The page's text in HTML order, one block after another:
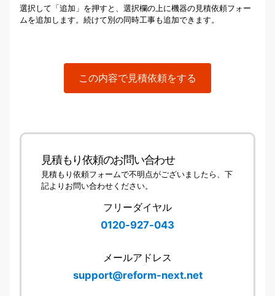
見積もり依頼のお問い合わせ
見積もり依頼フォームで不明点がございましたら、下
記よりお問い合わせください。
フリーダイヤル
0120-927-043
メールアドレス
support@reform-next.net
選択して「追加」を押すと、選択欄の上に機器の見積依頼フォー
ムを追加します。続けて別の同時工事も追加できます。
この内容で見積依頼をする